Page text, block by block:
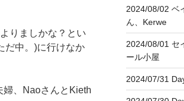
りましかな？とい
だ中。)に行けなか
婦、NaoさんとKieth
2024/08/02 ベ
ん、Kerwe
2024/08/01 セ
ール小屋
2024/07/31